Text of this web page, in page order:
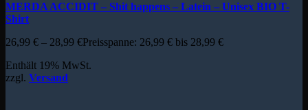
MERDA ACCIDIT – Shit happens – Latein – Unisex BIO T-
Shirt
26,99 € – 28,99 €Preisspanne: 26,99 € bis 28,99 €
Enthält 19% MwSt.
zzgl. Versand